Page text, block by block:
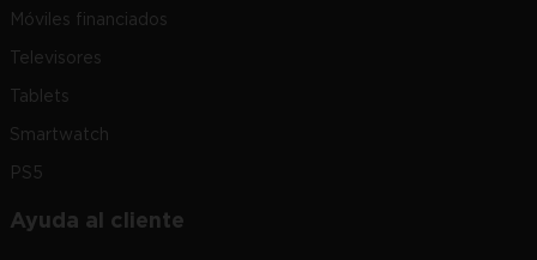
Móviles financiados
Televisores
Tablets
Smartwatch
PS5
Ayuda al cliente